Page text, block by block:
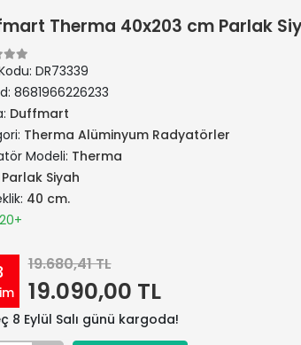
Therma 40x203 cm Parlak
DR73339
8681966226233
Duffmart
Therma Alüminyum Radyatörler
Modeli: Therma
Parlak Siyah
40 cm.
20+
19.680,41 TL
19.090,00 TL
8 Eylül Salı günü kargoda!